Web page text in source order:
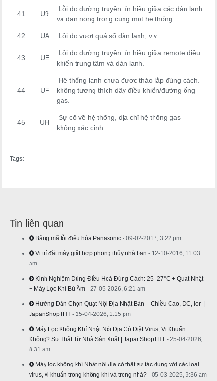
41 U9
Lỗi do đường truyền tín hiệu giữa các dàn lạnh
và dàn nóng trong cùng một hệ thống.
42 UA Lỗi do vượt quá số dàn lạnh, v.v…
43 UE
Lỗi do đường truyền tín hiệu giữa remote điều
khiển trung tâm và dàn lạnh.
44 UF
Hệ thống lạnh chưa được tháo lắp đúng cách,
không tương thích dây điều khiển/đường ống
gas.
45 UH
Sự cố về hệ thống, địa chỉ hệ thống gas
không xác định.
Tags:
Tin liên quan
Bảng mã lỗi điều hòa Panasonic - 09-02-2017, 3:22 pm
Vị trí đặt máy giặt hợp phong thủy nhà bạn - 12-10-2016, 11:03
am
Kinh Nghiệm Dùng Điều Hoà Đúng Cách: 25–27°C + Quạt Nhật
+ Máy Lọc Khí Bù Ẩm - 27-05-2026, 6:21 am
Hướng Dẫn Chọn Quạt Nội Địa Nhật Bản – Chiều Cao, DC, Ion |
JapanShopTHT - 25-04-2026, 1:15 pm
Máy Lọc Không Khí Nhật Nội Địa Có Diệt Virus, Vi Khuẩn
Không? Sự Thật Từ Nhà Sản Xuất | JapanShopTHT - 25-04-2026,
8:31 am
Máy lọc không khí Nhật nội địa có thật sự tác dụng với các loại
virus, vi khuẩn trong không khí và trong nhà? - 05-03-2025, 9:36 am